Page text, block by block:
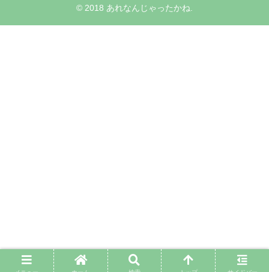
© 2018 あれなんじゃったかね.